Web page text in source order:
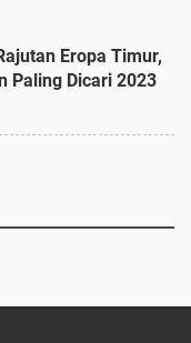
Eropa Timur,
Paling Dicari 2023